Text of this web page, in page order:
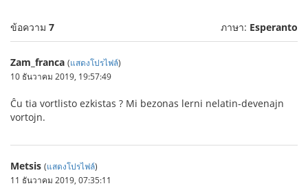
ข้อความ 7 ภาษา: Esperanto
Zam_franca (แสดงโปรไฟล์)
10 ธันวาคม 2019, 19:57:49
Ĉu tia vortlisto ezkistas ? Mi bezonas lerni nelatin-devenajn
vortojn.
Metsis (แสดงโปรไฟล์)
11 ธันวาคม 2019, 07:35:11